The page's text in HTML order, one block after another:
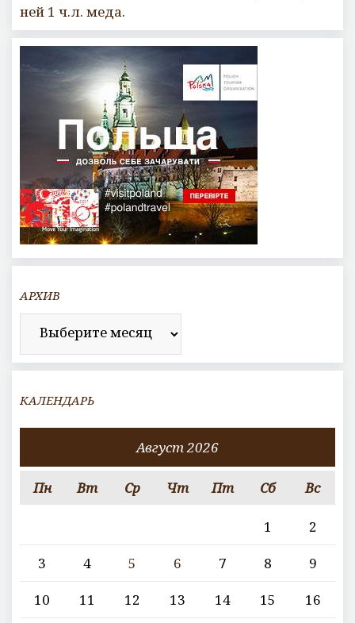
ней 1 ч.л. меда.
АРХИВ
Архив
КАЛЕНДАРЬ
Август 2026
Пн Вт Ср Чт Пт Сб Вс
1
2
3
4 5 6 7 8
9
10
11 12 13 14 15
16